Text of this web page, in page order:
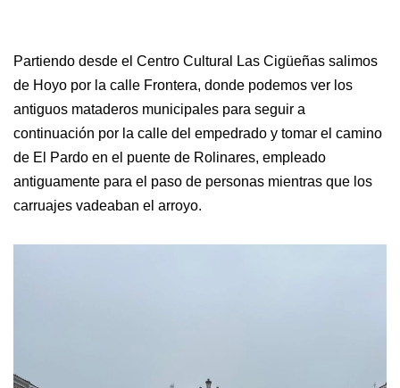
Partiendo desde el Centro Cultural Las Cigüeñas salimos
de Hoyo por la calle Frontera, donde podemos ver los
antiguos mataderos municipales para seguir a
continuación por la calle del empedrado y tomar el camino
de El Pardo en el puente de Rolinares, empleado
antiguamente para el paso de personas mientras que los
carruajes vadeaban el arroyo.